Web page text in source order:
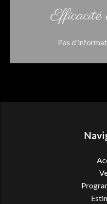
Efficacité
Pas